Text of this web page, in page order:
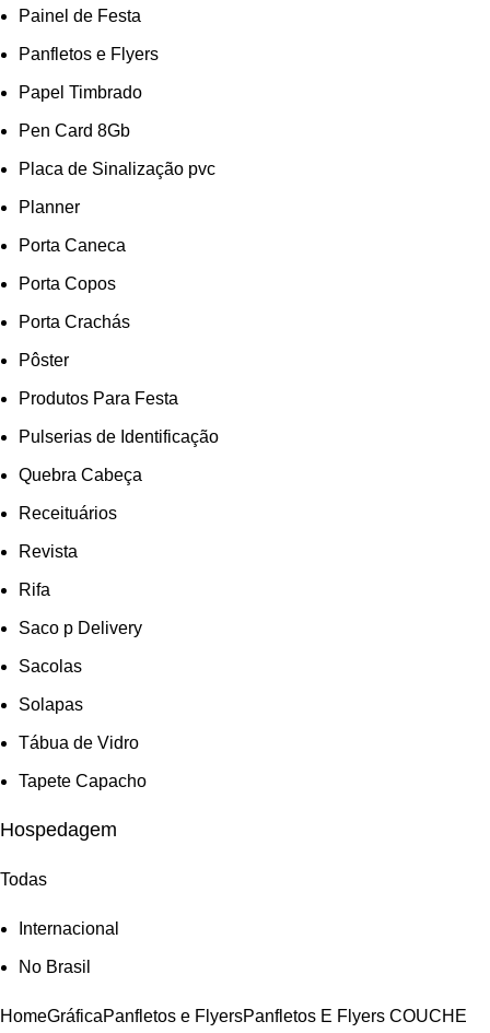
Painel de Festa
Panfletos e Flyers
Papel Timbrado
Pen Card 8Gb
Placa de Sinalização pvc
Planner
Porta Caneca
Porta Copos
Porta Crachás
Pôster
Produtos Para Festa
Pulserias de Identificação
Quebra Cabeça
Receituários
Revista
Rifa
Saco p Delivery
Sacolas
Solapas
Tábua de Vidro
Tapete Capacho
Hospedagem
Todas
Internacional
No Brasil
HomeGráficaPanfletos e FlyersPanfletos E Flyers COUCHE